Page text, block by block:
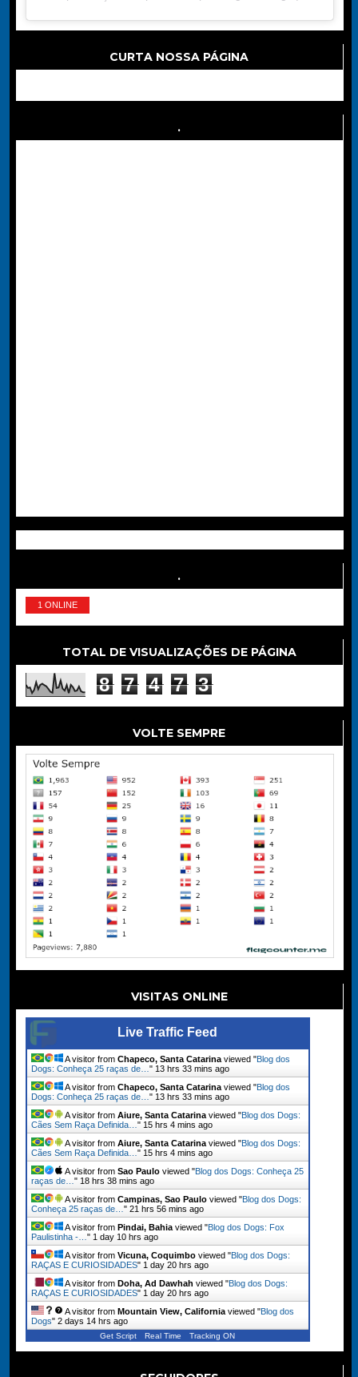
CURTA NOSSA PÁGINA
.
.
1 ONLINE
TOTAL DE VISUALIZAÇÕES DE PÁGINA
8 7 4 7 3
VOLTE SEMPRE
VISITAS ONLINE
Live Traffic Feed
A visitor from Chapeco, Santa Catarinaviewed "Blog dos
Dogs: Conheça 25 raças de… " 13 hrs 33 mins ago
A visitor from Chapeco, Santa Catarinaviewed "Blog dos
Dogs: Conheça 25 raças de… " 13 hrs 33 mins ago
A visitor from Aiure, Santa Catarinaviewed "Blog dos Dogs:
Cães Sem Raça Definida… " 15 hrs 4 mins ago
A visitor from Aiure, Santa Catarinaviewed "Blog dos Dogs:
Cães Sem Raça Definida… " 15 hrs 4 mins ago
A visitor from Sao Pauloviewed "Blog dos Dogs: Conheça 25
raças de… " 18 hrs 38 mins ago
A visitor from Campinas, Sao Pauloviewed "Blog dos Dogs:
Conheça 25 raças de… " 21 hrs 56 mins ago
A visitor from Pindai, Bahiaviewed "Blog dos Dogs: Fox
Paulistinha -… " 1 day 10 hrs ago
A visitor from Vicuna, Coquimboviewed "Blog dos Dogs:
RAÇAS E CURIOSIDADES" 1 day 20 hrs ago
A visitor from Doha, Ad Dawhah viewed "Blog dos Dogs:
RAÇAS E CURIOSIDADES" 1 day 20 hrs ago
A visitor from Mountain View, Californiaviewed "Blog dos
Dogs" 2 days 14 hrs ago
Get Script Real Time Tracking ON